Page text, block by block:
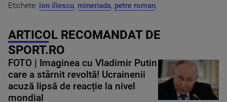
Etichete: ion iliescu, mineriada, petre roman,
ARTICOL RECOMANDAT DE
SPORT.RO
FOTO | Imaginea cu Vladimir Putin
care a stârnit revoltă! Ucrainenii
acuză lipsă de reacție la nivel
mondial